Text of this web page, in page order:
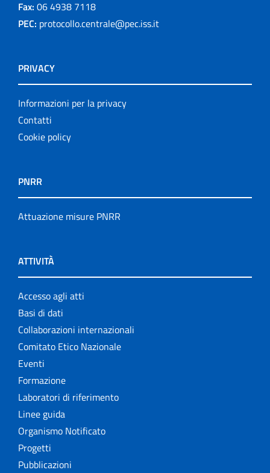
Fax: 06 4938 7118
PEC: protocollo.centrale@pec.iss.it
PRIVACY
Informazioni per la privacy
Contatti
Cookie policy
PNRR
Attuazione misure PNRR
ATTIVITÀ
Accesso agli atti
Basi di dati
Collaborazioni internazionali
Comitato Etico Nazionale
Eventi
Formazione
Laboratori di riferimento
Linee guida
Organismo Notificato
Progetti
Pubblicazioni